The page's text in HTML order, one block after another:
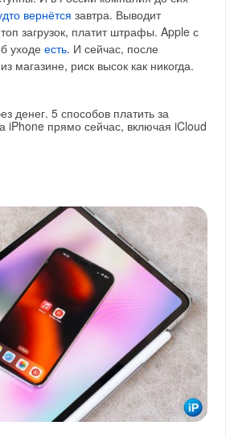
вернётся завтра. Выводит
загрузок, платит штрафы. Apple с
уходеесть. И сейчас, после
магазине, риск высок как никогда.
денег. 5 способов платить за
iPhone прямо сейчас, включая iCloud